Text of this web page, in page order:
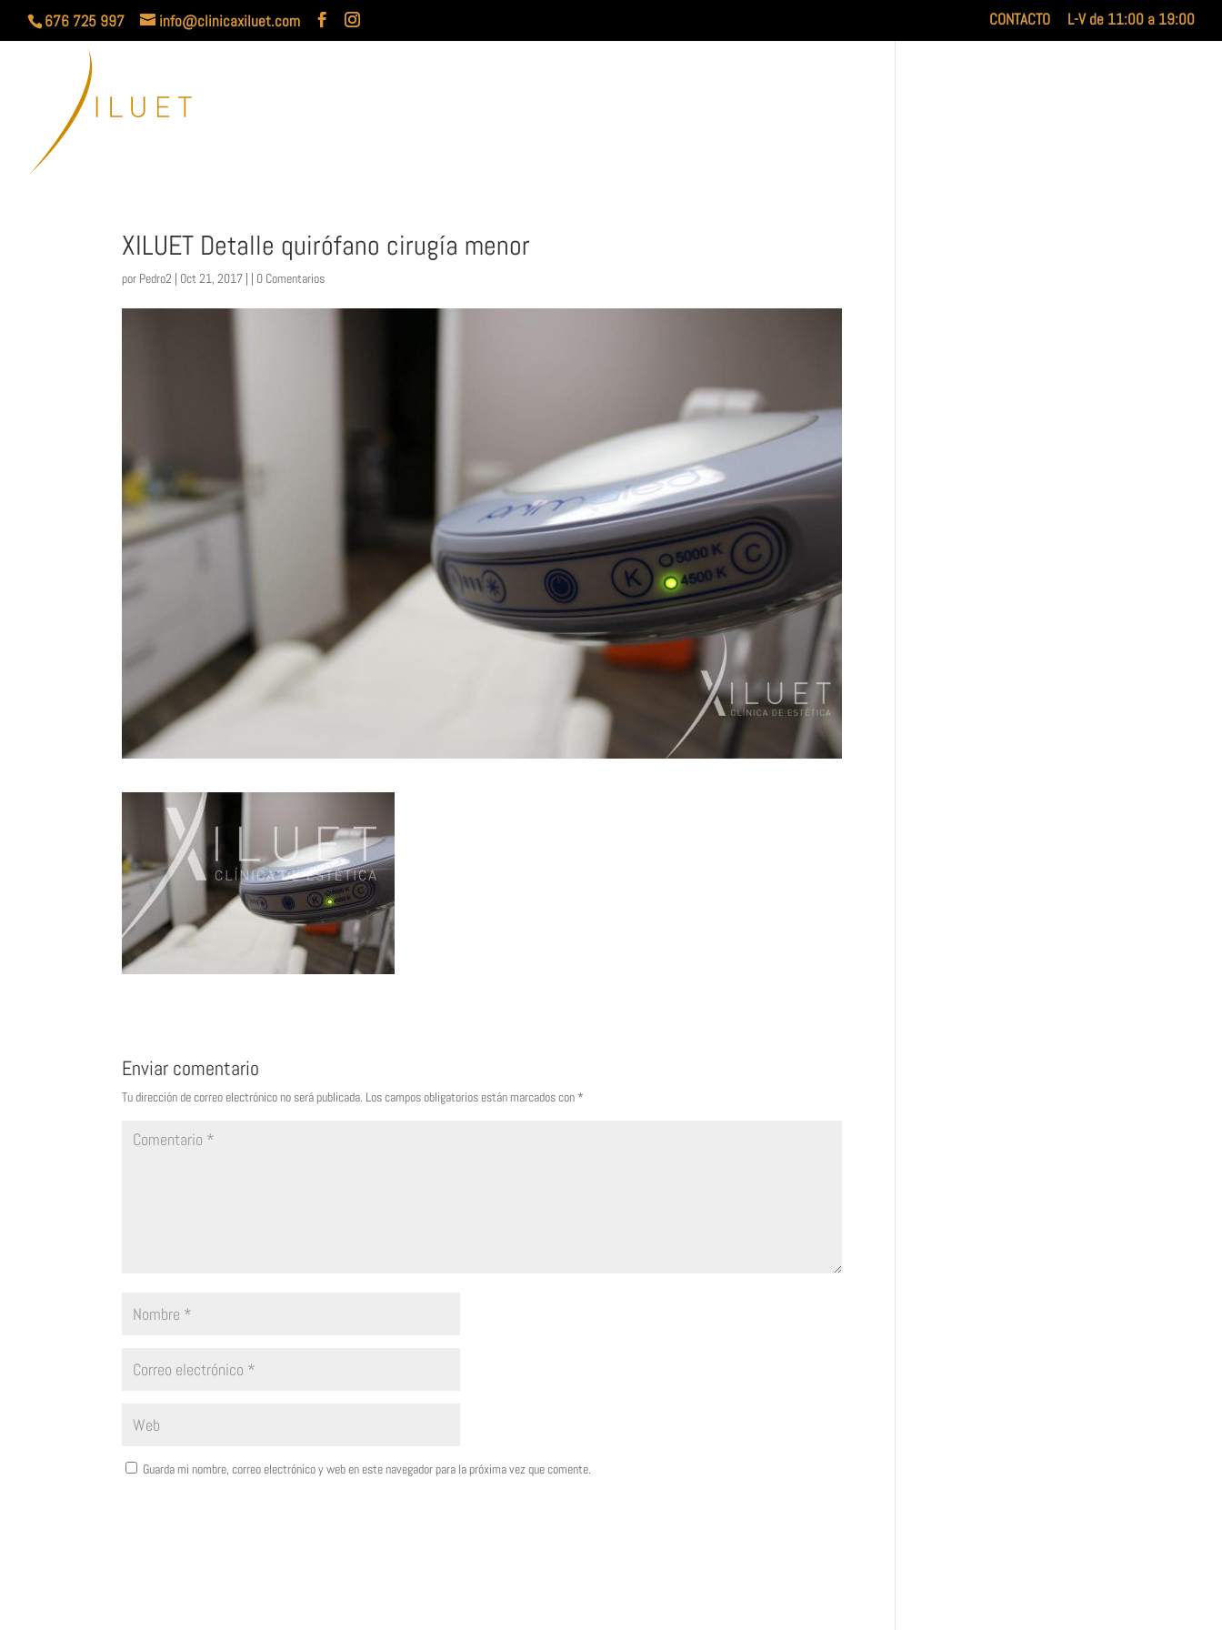
676 725 997 info@clinicaxiluet.com CONTACTO L-V de 11:00 a 19:00
XILUET Detalle quirófano cirugía menor
por Pedro2 | Oct 21, 2017 | | 0 Comentarios
Enviar comentario
Tu dirección de correo electrónico no será publicada. Los campos obligatorios están marcados con *
Guarda mi nombre, correo electrónico y web en este navegador para la próxima vez que comente.